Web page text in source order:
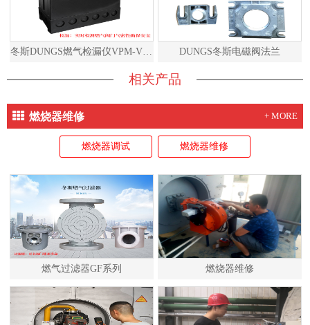
DUNGS冬斯电磁阀法兰
相关产品
燃烧器维修 + MORE
燃烧器调试 燃烧器维修
燃气过滤器GF系列 燃烧器维修